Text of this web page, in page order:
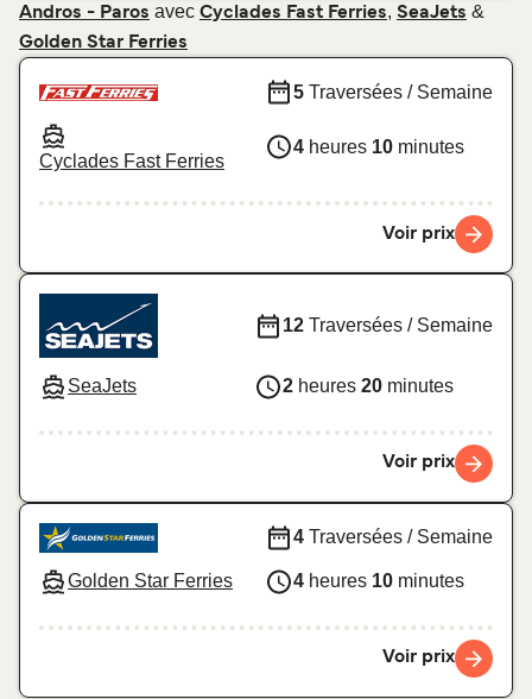
Andros - Paros avec Cyclades Fast Ferries, SeaJets &
Golden Star Ferries
Cyclades Fast Ferries
5 Traversées / Semaine
4 heures 10 minutes
Voir prix
SeaJets
12 Traversées / Semaine
2 heures 20 minutes
Voir prix
Golden Star Ferries
4 Traversées / Semaine
4 heures 10 minutes
Voir prix